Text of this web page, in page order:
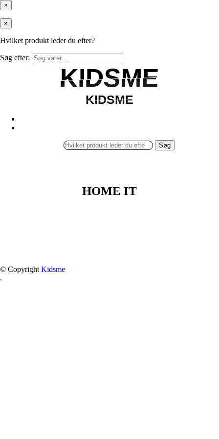
×
×
Hvilket produkt leder du efter?
Søg efter:
KIDSME
KIDSME
KIDSME
KIDSME
Søg
HOME IT
© Copyright Kidsme